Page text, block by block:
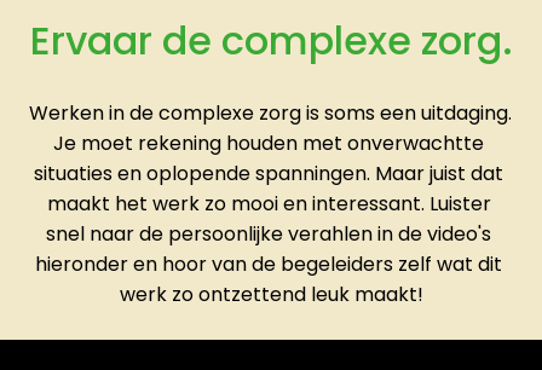
Ervaar de complexe zorg.
Werken in de complexe zorg is soms een uitdaging.
Je moet rekening houden met onverwachtte
situaties en oplopende spanningen. Maar juist dat
maakt het werk zo mooi en interessant. Luister
snel naar de persoonlijke verahlen in de video's
hieronder en hoor van de begeleiders zelf wat dit